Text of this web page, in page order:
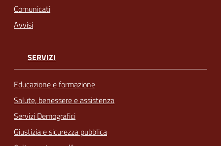
Comunicati
Avvisi
SERVIZI
Educazione e formazione
Salute, benessere e assistenza
Servizi Demografici
Giustizia e sicurezza pubblica